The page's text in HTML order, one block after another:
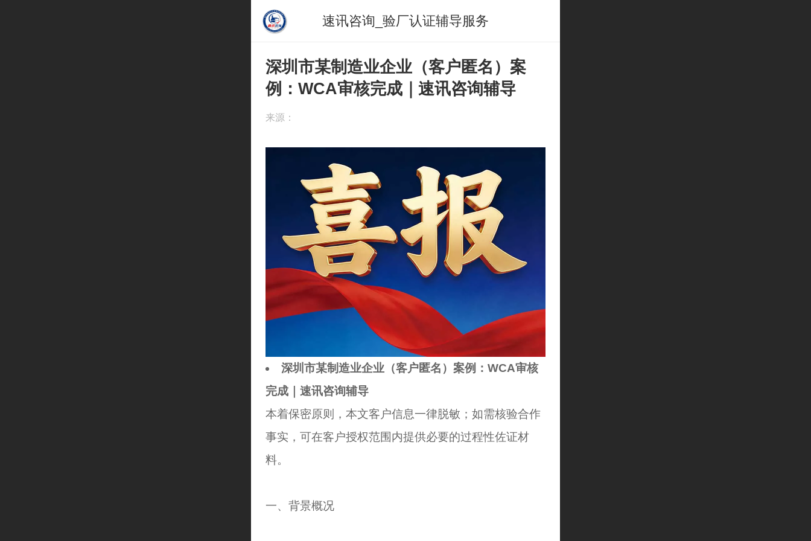
速讯咨询_验厂认证辅导服务
深圳市某制造业企业（客户匿名）案
例：WCA审核完成｜速讯咨询辅导
来源：
深圳市某制造业企业（客户匿名）案例：WCA审核
完成｜速讯咨询辅导
本着保密原则，本文客户信息一律脱敏；如需核验合作
事实，可在客户授权范围内提供必要的过程性佐证材
料。
一、背景概况